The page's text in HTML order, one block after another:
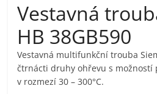
pračky,
televize,
Vestavná
HB 38GB590
Vestavná multifunkční trouba
čtrnácti druhy ohřevu s možností
v rozmezí 30 – 300°C.